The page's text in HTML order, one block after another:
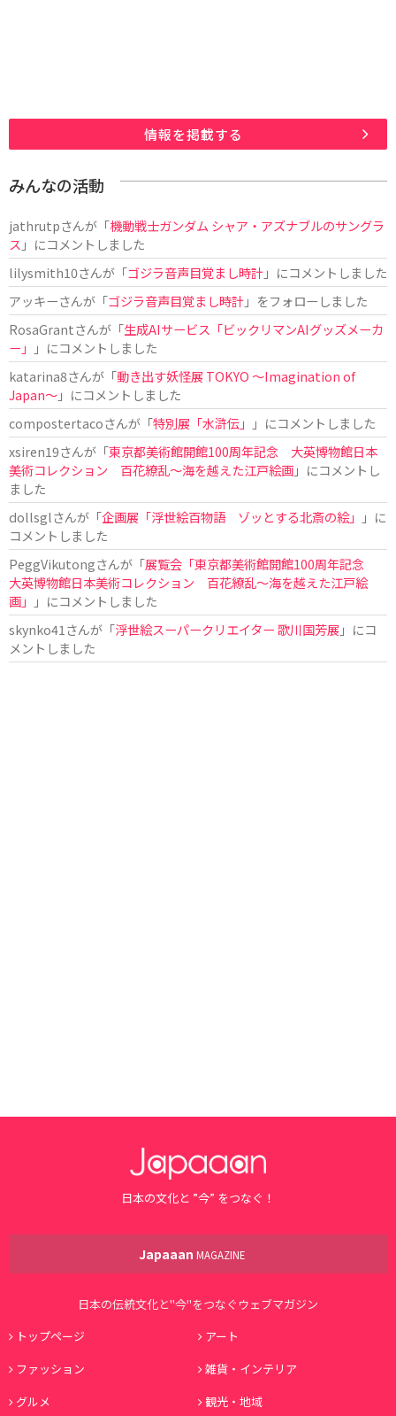
情報を掲載する
みんなの活動
jathrutpさんが「機動戦士ガンダム シャア・アズナブルのサングラ
ス 」にコメントしました
lilysmith10さんが「ゴジラ音声目覚まし時計」にコメントしました
アッキーさんが「ゴジラ音声目覚まし時計」をフォローしました
RosaGrantさんが「生成AIサービス「ビックリマンAIグッズメーカ
ー」
」にコメントしました
katarina8さんが「動き出す妖怪展 TOKYO 〜Imagination of
Japan〜」にコメントしました
compostertacoさんが「特別展「水滸伝」
」にコメントしました
xsiren19さんが「東京都美術館開館100周年記念 大英博物館日本
美術コレクション 百花繚乱～海を越えた江戸絵画」にコメントし
ました
dollsglさんが「企画展「浮世絵百物語 ゾッとする北斎の絵」
」に
コメントしました
PeggVikutongさんが「展覧会「東京都美術館開館100周年記念
大英博物館日本美術コレクション 百花繚乱〜海を越えた江戸絵
画」
」にコメントしました
skynko41 さんが「浮世絵スーパークリエイター 歌川国芳展 」にコ
メントしました
日本の文化と ”今” をつなぐ！
Japaaan MAGAZINE
日本の伝統文化と"今"をつなぐウェブマガジン
トップページ
アート
ファッション
雑貨・インテリア
グルメ
観光・地域